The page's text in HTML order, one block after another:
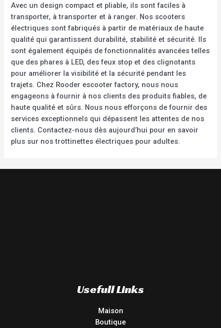
Avec un design compact et pliable, ils sont faciles à
transporter, à transporter et à ranger. Nos scooters
électriques sont fabriqués à partir de matériaux de haute
qualité qui garantissent durabilité, stabilité et sécurité. Ils
sont également équipés de fonctionnalités avancées telles
que des phares à LED, des feux stop et des clignotants
pour améliorer la visibilité et la sécurité pendant les
trajets. Chez Rooder escooter factory, nous nous
engageons à fournir à nos clients des produits fiables, de
haute qualité et sûrs. Nous nous efforçons de fournir des
services exceptionnels qui dépassent les attentes de nos
clients. Contactez-nous dès aujourd’hui pour en savoir
plus sur nos trottinettes électriques pour adultes.
Usefull Links
Maison
Boutique